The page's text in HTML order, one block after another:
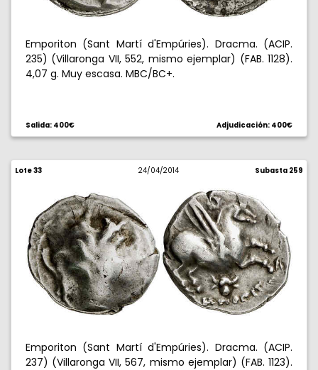
Emporiton (Sant Martí d'Empúries). Dracma. (ACIP.
235) (Villaronga VII, 552, mismo ejemplar) (FAB. 1128).
4,07 g. Muy escasa. MBC/BC+.
Salida: 400€ Adjudicación: 400€
Lote 33 24/04/2014 Subasta 259
Emporiton (Sant Martí d'Empúries). Dracma. (ACIP.
237) (Villaronga VII, 567, mismo ejemplar) (FAB. 1123).